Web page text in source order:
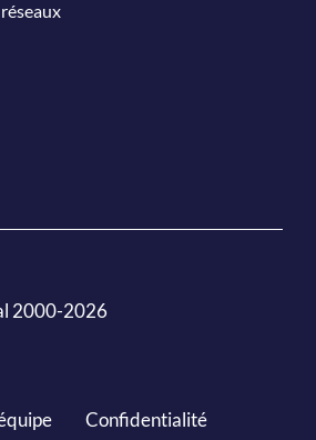
2000-2026
Confidentialité